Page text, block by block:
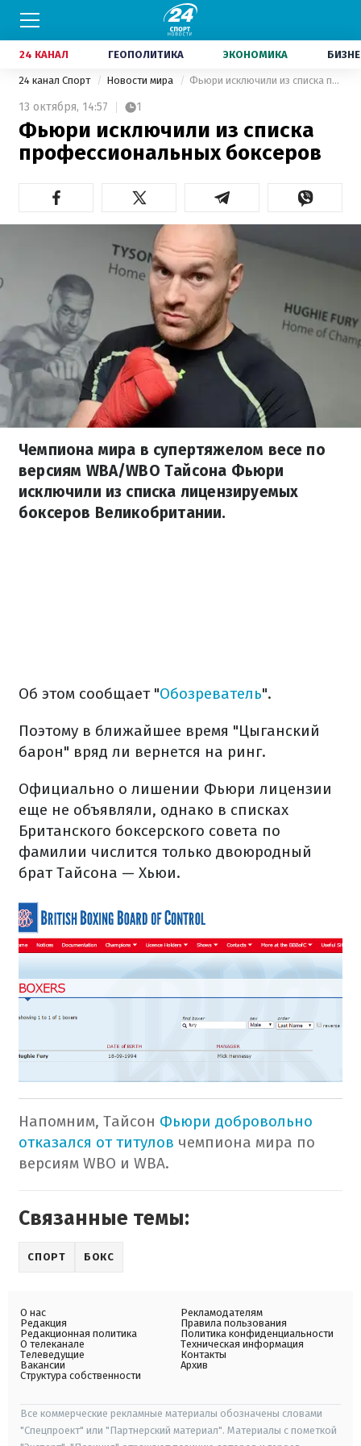
24 КАНАЛ ГЕОПОЛИТИКА ЭКОНОМИКА
24 канал Спорт Новости мира Фьюри исключили из списка профессиональных боксеров
13 октября, 14:57 1
Фьюри исключили из списка
профессиональных боксеров
Чемпиона мира в супертяжелом весе по
версиям WBA/WBO Тайсона Фьюри
исключили из списка лицензируемых
боксеров Великобритании.
Об этом сообщает "Обозреватель".
Поэтому в ближайшее время "Цыганский
барон" вряд ли вернется на ринг.
Официально о лишении Фьюри лицензии
еще не объявляли, однако в списках
Британского боксерского совета по
фамилии числится только двоюродный
брат Тайсона — Хьюи.
Напомним, Тайсон Фьюри добровольно
отказался от титулов чемпиона мира по
версиям WBO и WBA.
Связанные темы:
СПОРТ БОКС
О нас
Редакция
Редакционная политика
О телеканале
Телеведущие
Вакансии
Структура собственности
Рекламодателям
Правила пользования
Политика конфиденциальности
Техническая информация
Контакты
Архив
Все коммерческие рекламные материалы обозначены словами
"Спецпроект" или "Партнерский материал". Материалы с пометкой